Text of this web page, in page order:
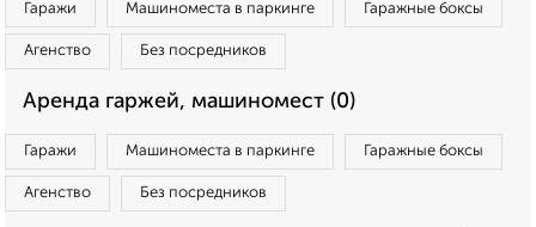
Гаражи Машиноместа в паркинге Гаражные боксы
Агенство Без посредников
Аренда гаржей, машиномест (0)
Гаражи Машиноместа в паркинге Гаражные боксы
Агенство Без посредников